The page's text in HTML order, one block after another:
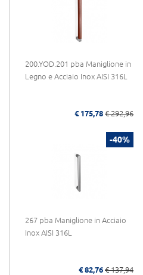
200.YOD.201 pba Maniglione in
Legno e Acciaio Inox AISI 316L
€ 175,78 € 292,96
-40%
267 pba Maniglione in Acciaio
Inox AISI 316L
€ 82,76 € 137,94